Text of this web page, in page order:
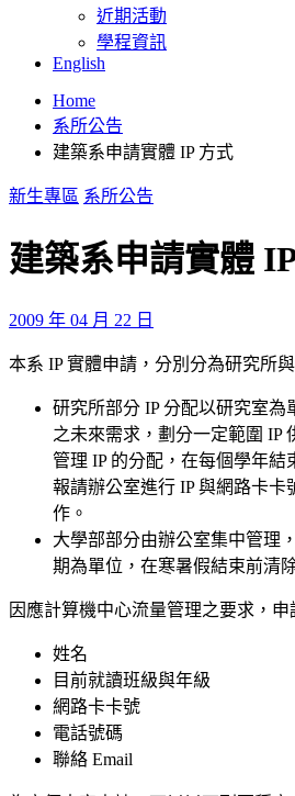
近期活動
學程資訊
English
Home
系所公告
建築系申請實體 IP 方式
新生專區 系所公告
建築系申請實體
2009 年 04 月 22 日
本系 IP 實體申請，分別分為研究所
研究所部分 IP 分配以研究室
之未來需求，劃分一定範圍 IP
管理 IP 的分配，在每個學年結
報請辦公室進行 IP 與網路卡卡
作。
大學部部分由辦公室集中管理
期為單位，在寒暑假結束前清
因應計算機中心流量管理之要求，申
姓名
目前就讀班級與年級
網路卡卡號
電話號碼
聯絡 Email